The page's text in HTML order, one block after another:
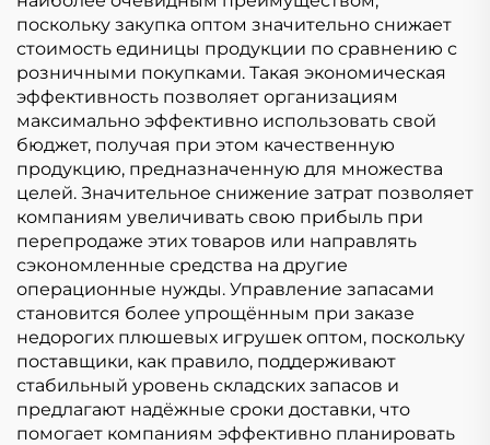
поскольку закупка оптом значительно снижает
стоимость единицы продукции по сравнению с
розничными покупками. Такая экономическая
эффективность позволяет организациям
максимально эффективно использовать свой
бюджет, получая при этом качественную
продукцию, предназначенную для множества
целей. Значительное снижение затрат позволяет
компаниям увеличивать свою прибыль при
перепродаже этих товаров или направлять
сэкономленные средства на другие
операционные нужды. Управление запасами
становится более упрощённым при заказе
недорогих плюшевых игрушек оптом, поскольку
поставщики, как правило, поддерживают
стабильный уровень складских запасов и
предлагают надёжные сроки доставки, что
помогает компаниям эффективно планировать